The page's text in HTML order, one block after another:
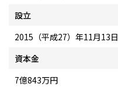
設立
2015（平成27）年11月13日
資本金
7億843万円